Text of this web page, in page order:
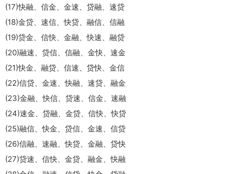
(17)快融、信金、金速、贷融、速贷
(18)金贷、速信、快贷、融信、信融
(19)贷金、信快、金融、快速、融贷
(20)融速、贷信、信融、金快、速金
(21)快金、融贷、信速、贷快、金信
(22)信贷、金速、快融、速贷、融金
(23)金融、快信、贷速、信金、速融
(24)速金、贷融、金贷、信快、快贷
(25)融信、快金、贷信、金速、信贷
(26)信融、速融、快贷、金融、贷快
(27)贷速、信快、金贷、融金、快融